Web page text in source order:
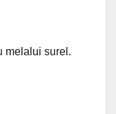
melalui surel.